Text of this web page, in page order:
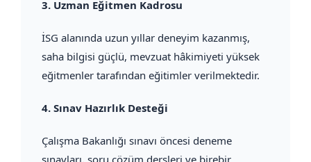
3. Uzman Eğitmen Kadrosu
İSG alanında uzun yıllar deneyim kazanmış,
saha bilgisi güçlü, mevzuat hâkimiyeti yüksek
eğitmenler tarafından eğitimler verilmektedir.
4. Sınav Hazırlık Desteği
Çalışma Bakanlığı sınavı öncesi deneme